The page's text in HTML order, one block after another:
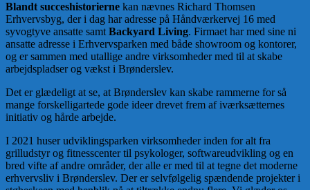
Blandt succeshistorierne kan nævnes Richard Thomsen
Erhvervsbyg, der i dag har adresse på Håndværkervej 16 med
syvogtyve ansatte samtBackyard Living. Firmaet har med sine ni
ansatte adresse i Erhvervsparken med både showroom og kontorer,
og er sammen med utallige andre virksomheder med til at skabe
arbejdspladser og vækst i Brønderslev.
Det er glædeligt at se, at Brønderslev kan skabe rammerne for så
mange forskelligartede gode ideer drevet frem af iværksætternes
initiativ og hårde arbejde.
I 2021 huser udviklingsparken virksomheder inden for alt fra
grilludstyr og fitnesscenter til psykologer, softwareudvikling og en
bred vifte af andre områder, der alle er med til at tegne det moderne
erhvervsliv i Brønderslev. Der er selvfølgelig spændende projekter i